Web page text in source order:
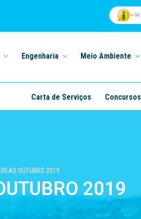
Engenharia Meio Ambiente
Carta de Serviços Concursos
OUTUBRO 2019
2019